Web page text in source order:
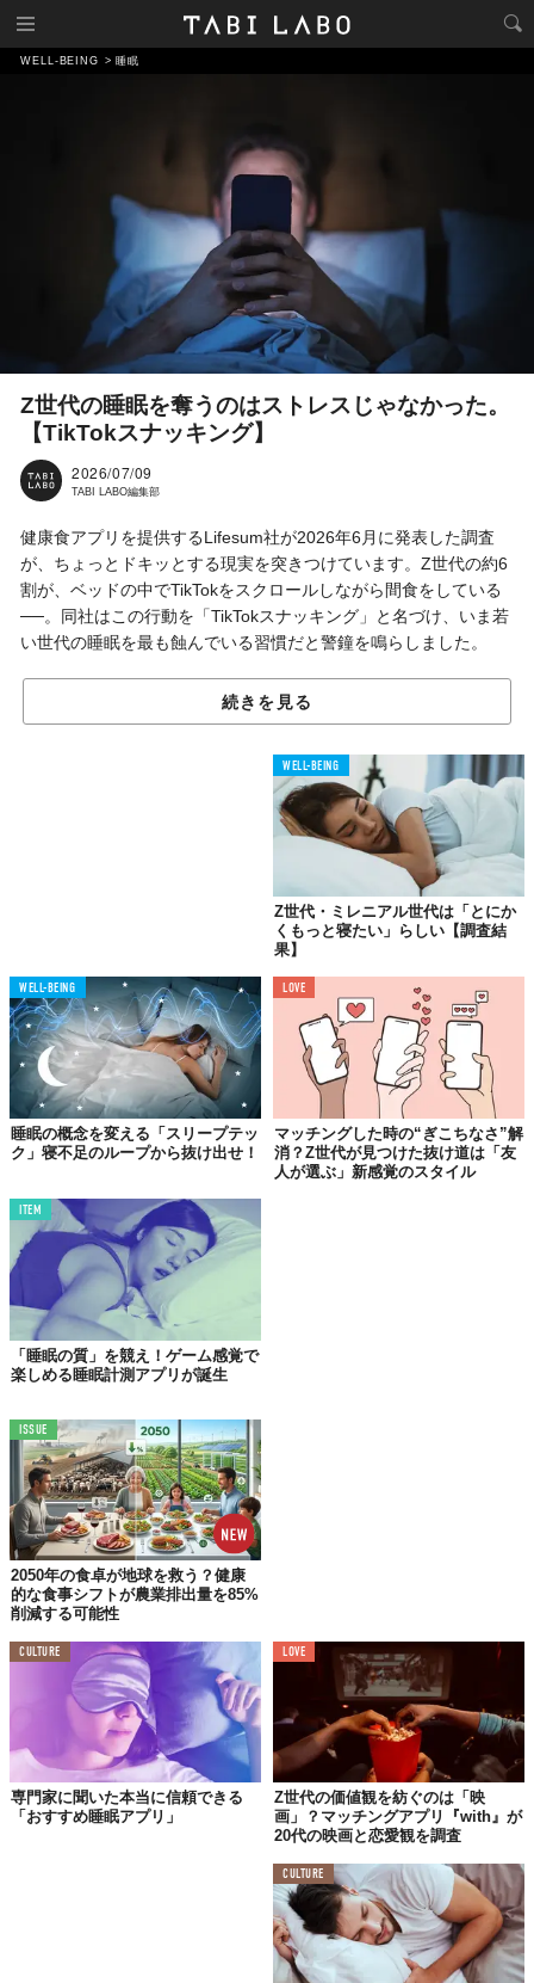
WELL-BEING 睡眠
Z世代の睡眠を奪うのはストレスじゃなかった。
【TikTokスナッキング】
2026/07/09
TABI LABO編集部
健康食アプリを提供するLifesum社が2026年6月に発表した調査
が、ちょっとドキッとする現実を突きつけています。Z世代の約6
割が、ベッドの中でTikTokをスクロールしながら間食をしている
──。同社はこの行動を「TikTokスナッキング」と名づけ、いま若
い世代の睡眠を最も蝕んでいる習慣だと警鐘を鳴らしました。
ストレスを超えた「新しい不眠の正体」
眠れない夜の原因といえば、多くの人が真っ先に思い浮かべるの
は仕事や人間関係のストレスではないでしょうか。ところが、
Lifesumの調査では意外な逆転が起きていました。
「どの行動が最も睡眠を妨げているか」という問いに対し、
TikTokのスクロールと答えた人が29.5%で堂々の1位。ストレスや
考えすぎ（19.4%）を10ポイント以上も引き離しています。つま
り、Z世代にとって睡眠の最大の敵は「心の問題」ではなく「指
先の習慣」に変わりつつあるのです。
しかも注目すべきは、スクロールと間食がセットになっている点
でしょう。Z世代の60.1%が夜間のTikTok視聴中に何かを食べてお
り、その内訳は甘いもの（28.8%）としょっぱいもの（28.9%）
がほぼ半々。栄養を摂るためではなく、心地よさを求めて手が伸
びている──いわば「コンフォート・スナッキング」の様相です。
「やめられない」は意志の弱さじゃない
ここで少し立ち止まって考えてみたいのですが、この現象を「自
己管理ができていない」と片づけるのは、おそらくフェアではあ
りません。
ショート動画のアルゴリズムは、次々と「あと1本だけ」を促すよ
うに設計されています。そこに甘いお菓子やスナック菓子が手の
届く場所にあれば、脳はデジタル刺激と食の快楽という二重の報
は、個人の意志力だけで断ち切るにはなかなか手強い相手です。
近年、行動科学の分野では「環境のデザインが行動を決める」と
いう考え方が広まっています。寝室にスマホを持ち込まない、枕
元にお菓子を置かないといった物理的な工夫は地味に見えて、実
は意志力に頼るよりもずっと効果的かもしれません。
Lifesumの栄養士ヴィクトリア・ストランドルンド氏も「深夜のス
クリーン使用を減らし、栄養に気を配るといった小さな行動変容
が睡眠の質を改善できる」と述べており、大きな決意よりも小さ
な環境調整の積み重ねを推奨しています。
栄養×睡眠×心の「統合ケア」へ
興味深いのは、この調査結果がビジネスの動きにも直結している
点です。Lifesumはメンタルヘルス領域で知られるCalm社との新
たなパートナーシップを発表しました。栄養管理アプリとマイン
ドフルネスアプリが手を組むことで、「食事」「睡眠」「心の安
定」を横断する統合的なウェルネス体験を目指すとのこと。
これまで、栄養管理は栄養管理アプリで、瞑想は瞑想アプリで、
睡眠は睡眠トラッカーで──と、ウェルネスツールは縦割りになり
続きを見る
WELL-BEING
Z世代・ミレニアル世代は「とにか
くもっと寝たい」らしい【調査結
果】
WELL-BEING
睡眠の概念を変える「スリープテッ
ク」寝不足のループから抜け出せ！
LOVE
マッチングした時の“ぎこちなさ”解
消？Z世代が見つけた抜け道は「友
人が選ぶ」新感覚のスタイル
ITEM
「睡眠の質」を競え！ゲーム感覚で
楽しめる睡眠計測アプリが誕生
ISSUE
2050年の食卓が地球を救う？健康
的な食事シフトが農業排出量を85%
削減する可能性
CULTURE
専門家に聞いた本当に信頼できる
「おすすめ睡眠アプリ」
LOVE
Z世代の価値観を紡ぐのは「映
画」？マッチングアプリ『with』が
20代の映画と恋愛観を調査
CULTURE